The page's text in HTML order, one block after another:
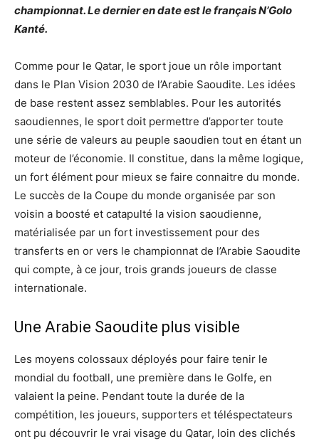
championnat. Le dernier en date est le français N’Golo
Kanté.
Comme pour le Qatar, le sport joue un rôle important
dans le Plan Vision 2030 de l’Arabie Saoudite. Les idées
de base restent assez semblables. Pour les autorités
saoudiennes, le sport doit permettre d’apporter toute
une série de valeurs au peuple saoudien tout en étant un
moteur de l’économie. Il constitue, dans la même logique,
un fort élément pour mieux se faire connaitre du monde.
Le succès de la Coupe du monde organisée par son
voisin a boosté et catapulté la vision saoudienne,
matérialisée par un fort investissement pour des
transferts en or vers le championnat de l’Arabie Saoudite
qui compte, à ce jour, trois grands joueurs de classe
internationale.
Une Arabie Saoudite plus visible
Les moyens colossaux déployés pour faire tenir le
mondial du football, une première dans le Golfe, en
valaient la peine. Pendant toute la durée de la
compétition, les joueurs, supporters et téléspectateurs
ont pu découvrir le vrai visage du Qatar, loin des clichés